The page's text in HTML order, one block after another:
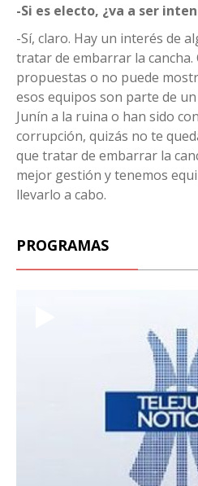
-Si es electo, ¿va a ser
-Sí, claro. Hay un interés de
tratar de embarrar la
propuestas o no puede
esos equipos son parte de
Junín a la ruina o han sido
corrupción, quizás no te
que tratar de embarrar la
mejor gestión y tenemos
llevarlo a cabo.
PROGRAMAS